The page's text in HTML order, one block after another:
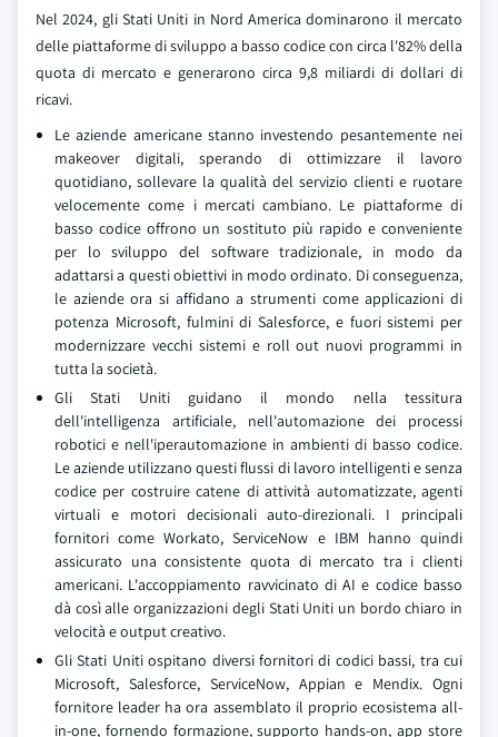
Nel 2024, gli Stati Uniti in Nord America dominarono il mercato
delle piattaforme di sviluppo a basso codice con circa l'82% della
quota di mercato e generarono circa 9,8 miliardi di dollari di
ricavi.
Le aziende americane stanno investendo pesantemente nei
makeover digitali, sperando di ottimizzare il lavoro
quotidiano, sollevare la qualità del servizio clienti e ruotare
velocemente come i mercati cambiano. Le piattaforme di
basso codice offrono un sostituto più rapido e conveniente
per lo sviluppo del software tradizionale, in modo da
adattarsi a questi obiettivi in modo ordinato. Di conseguenza,
le aziende ora si affidano a strumenti come applicazioni di
potenza Microsoft, fulmini di Salesforce, e fuori sistemi per
modernizzare vecchi sistemi e roll out nuovi programmi in
tutta la società.
Gli Stati Uniti guidano il mondo nella tessitura
dell'intelligenza artificiale, nell'automazione dei processi
robotici e nell'iperautomazione in ambienti di basso codice.
Le aziende utilizzano questi flussi di lavoro intelligenti e senza
codice per costruire catene di attività automatizzate, agenti
virtuali e motori decisionali auto-direzionali. I principali
fornitori come Workato, ServiceNow e IBM hanno quindi
assicurato una consistente quota di mercato tra i clienti
americani. L'accoppiamento ravvicinato di AI e codice basso
dà così alle organizzazioni degli Stati Uniti un bordo chiaro in
velocità e output creativo.
Gli Stati Uniti ospitano diversi fornitori di codici bassi, tra cui
Microsoft, Salesforce, ServiceNow, Appian e Mendix. Ogni
fornitore leader ha ora assemblato il proprio ecosistema all-
in-one, fornendo formazione, supporto hands-on, app store